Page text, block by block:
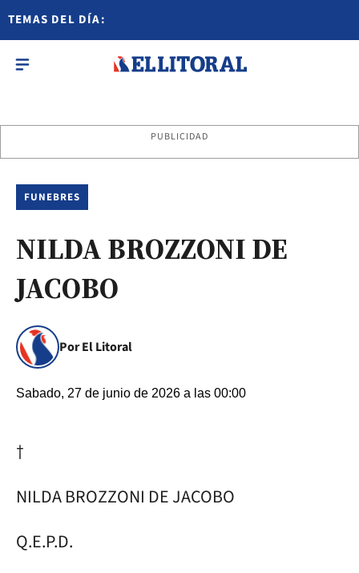
TEMAS DEL DÍA:
PUBLICIDAD
FUNEBRES
NILDA BROZZONI DE
JACOBO
Por El Litoral
Sabado, 27 de junio de 2026 a las 00:00
†
NILDA BROZZONI DE JACOBO
Q.E.P.D.